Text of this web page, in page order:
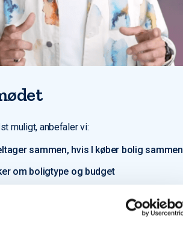
muligt, anbefaler vi:
sammen, hvis I køber bolig sammen
om boligtype og budget